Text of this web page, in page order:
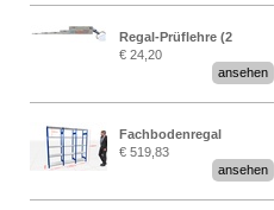
Regal-Prüflehre (2
Stück)
€ 24,20
ansehen
Fachbodenregal
Stecksystem MultiPlus
2,25 Meter breit
€ 519,83
ansehen